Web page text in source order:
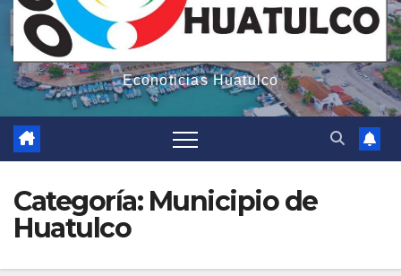
Econoticias Huatulco
Categoría: Municipio de
Huatulco